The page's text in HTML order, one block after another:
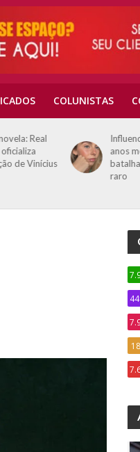
COLUNISTAS
Real
de Vinícius
anos
raro
18